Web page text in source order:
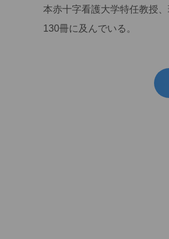
本赤十字看護大学特任教授
130冊に及んでいる。